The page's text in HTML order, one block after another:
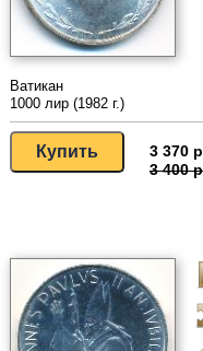
Ватикан
1000 лир (1982 г.)
3 370
3 400